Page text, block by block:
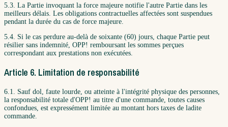
5.3. La Partie invoquant la force majeure notifie l'autre Partie dans les
meilleurs délais. Les obligations contractuelles affectées sont suspendues
pendant la durée du cas de force majeure.
5.4. Si le cas perdure au-delà de soixante (60) jours, chaque Partie peut
résilier sans indemnité, OPP! remboursant les sommes perçues
correspondant aux prestations non exécutées.
Article 6. Limitation de responsabilité
6.1. Sauf dol, faute lourde, ou atteinte à l'intégrité physique des personnes,
la responsabilité totale d'OPP! au titre d'une commande, toutes causes
confondues, est expressément limitée au montant hors taxes de ladite
commande.